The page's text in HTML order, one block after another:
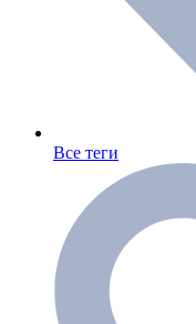
Все теги